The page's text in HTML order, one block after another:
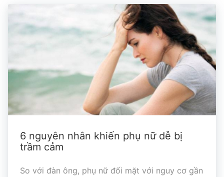
6 nguyên nhân khiến phụ nữ dễ bị
trầm cảm
So với đàn ông, phụ nữ đối mặt với nguy cơ gần